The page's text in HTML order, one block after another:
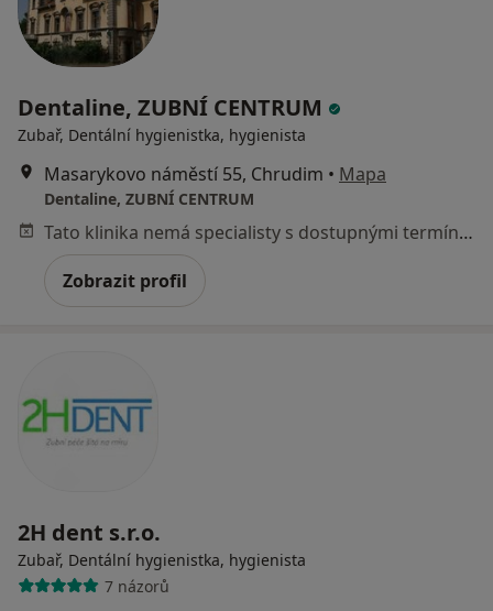
Dentaline, ZUBNÍ CENTRUM
Zubař, Dentální hygienistka, hygienista
Masarykovo náměstí 55, Chrudim • Mapa
Dentaline, ZUBNÍ CENTRUM
Tato klinika nemá specialisty s dostupnými termíny v online kalendáři
Zobrazit profil
2H dent s.r.o.
Zubař, Dentální hygienistka, hygienista
7 názorů